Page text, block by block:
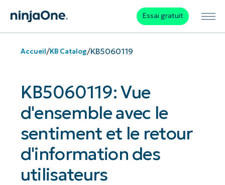
Essai gratuit
Accueil/KB Catalog/KB5060119
KB5060119: Vue
d'ensemble avec le
sentiment et le retour
d'information des
utilisateurs